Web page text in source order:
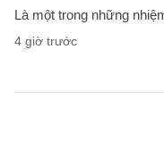
Là một trong những
4 giờ trước